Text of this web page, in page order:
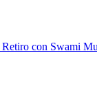
Retiro con Swami